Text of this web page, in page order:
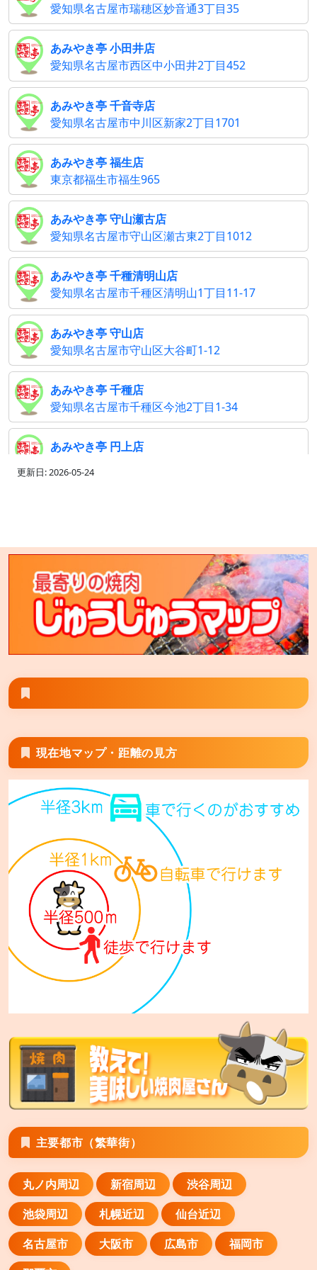
愛知県名古屋市瑞穂区妙音通3丁目35
あみやき亭 小田井店
愛知県名古屋市西区中小田井2丁目452
あみやき亭 千音寺店
愛知県名古屋市中川区新家2丁目1701
あみやき亭 福生店
東京都福生市福生965
あみやき亭 守山瀬古店
愛知県名古屋市守山区瀬古東2丁目1012
あみやき亭 千種清明山店
愛知県名古屋市千種区清明山1丁目11-17
あみやき亭 守山店
愛知県名古屋市守山区大谷町1-12
あみやき亭 千種店
愛知県名古屋市千種区今池2丁目1-34
あみやき亭 円上店
愛知県長久手市井堀110
あみやき亭 彦根店
滋賀県彦根市馬場2丁目1-1
あみやき亭 津白塚店
三重県鈴鹿市算所町410-1
あみやき亭 四日市久保田店
三重県四日市市久保田2丁目10-5
あみやき亭 桑名江場店
三重県桑名市江場1455-1
あみやき亭 桑名大山田店
三重県桑名市大字五反田字口山1823
あみやき亭 伊勢店
三重県伊勢市御薗町王中島800
あみやき亭 伊賀上野店
三重県伊賀市服部町 字尾崎1949番1
あみやき亭 四日市日永店
三重県四日市市日永4-1985-6
あみやき亭 松阪店
三重県松阪市駅部田町1039-1
あみやき亭 津高茶屋店
三重県津市高茶屋小森町字丸田295-1
あみやき亭 瑞浪店
岐阜県瑞浪市益見町3丁目112番地
更新日: 2026-05-24
現在地マップ・距離の見方
主要都市（繁華街）
丸ノ内周辺 新宿周辺
渋谷周辺
池袋周辺
札幌近辺
仙台近辺
名古屋市
大阪市 広島市
福岡市